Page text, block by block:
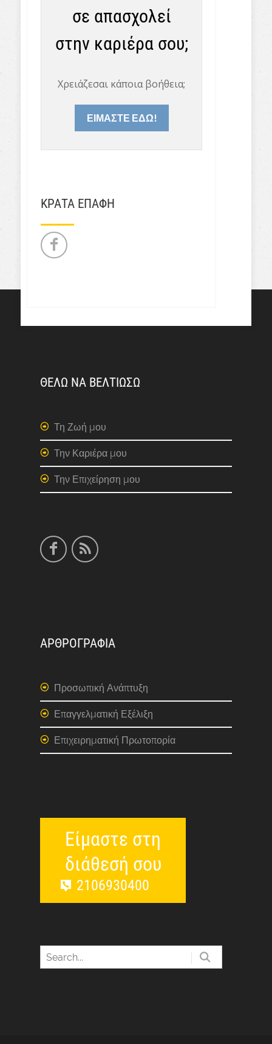
σε απασχολεί
στην καριέρα σου;
Χρειάζεσαι κάποια βοήθεια;
ΕΙΜΑΣΤΕ ΕΔΩ!
ΚΡΑΤΑ ΕΠΑΦΗ
ΘΕΛΩ ΝΑ ΒΕΛΤΙΩΣΩ
Τη Ζωή μου
Την Καριέρα μου
Την Επιχείρηση μου
ΑΡΘΡΟΓΡΑΦΙΑ
Προσωπική Ανάπτυξη
Επαγγελματική Εξέλιξη
Επιχειρηματική Πρωτοπορία
Είμαστε στη
διάθεσή σου
2106930400